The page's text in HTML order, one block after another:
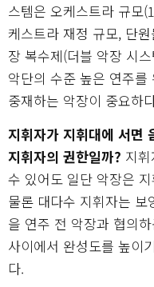
스템은 오케스트라 규모
케스트라 재정 규모, 단
장 복수제(더블 악장 시
악단의 수준 높은 연주
중재하는 악장이 중요하
지휘자가 지휘대에 서면
지휘자의 권한일까? 지
수 있어도 일단 악장은
물론 대다수 지휘자는 보
을 연주 전 악장과 협의
사이에서 완성도를 높이
다.